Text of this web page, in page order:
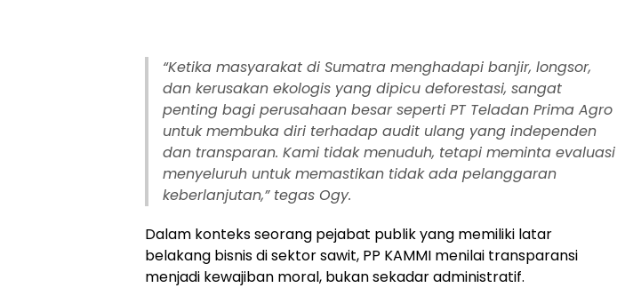
“Ketika masyarakat di Sumatra menghadapi banjir, longsor,
dan kerusakan ekologis yang dipicu deforestasi, sangat
penting bagi perusahaan besar seperti PT Teladan Prima Agro
untuk membuka diri terhadap audit ulang yang independen
dan transparan. Kami tidak menuduh, tetapi meminta evaluasi
menyeluruh untuk memastikan tidak ada pelanggaran
keberlanjutan,” tegas Ogy.
Dalam konteks seorang pejabat publik yang memiliki latar
belakang bisnis di sektor sawit, PP KAMMI menilai transparansi
menjadi kewajiban moral, bukan sekadar administratif.